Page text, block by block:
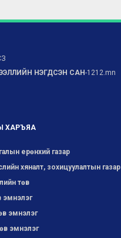
НЭГДСЭН САН-1212.mn
ХАРЪЯА
ерөнхий газар
хяналт, зохицуулалтын газар
төв
эмнэлэг
эмнэлэг
эмнэлэг